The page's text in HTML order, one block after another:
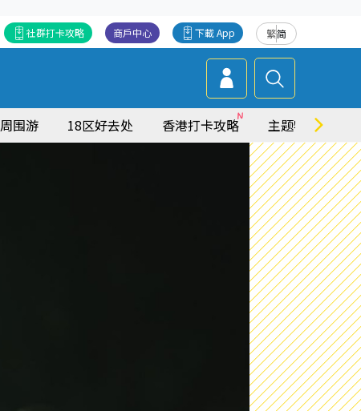
繁简
下載 App
商戶中心
社群打卡攻略
周围游 18区好去处 香港打卡攻略 主题特集